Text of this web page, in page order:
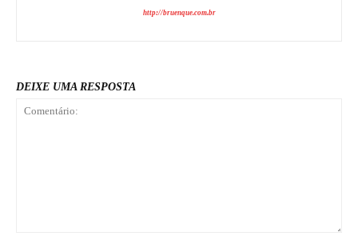
http://bruenque.com.br
DEIXE UMA RESPOSTA